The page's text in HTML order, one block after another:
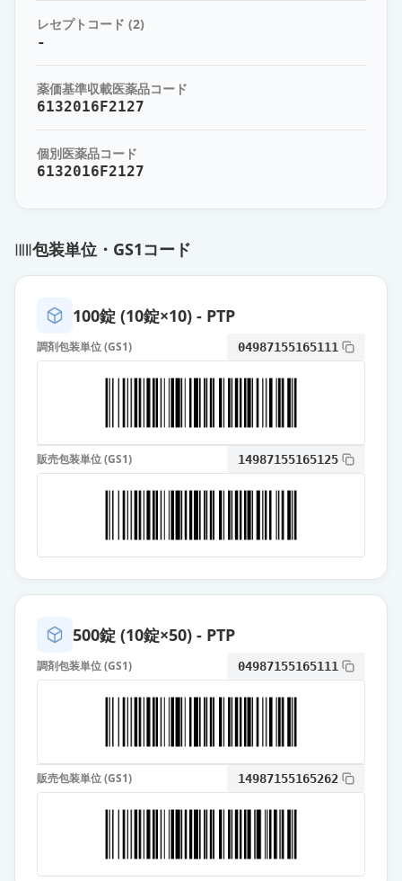
セフカペンピボキシル塩酸塩小児用
10％小児用「日医工」
薬価 74.40 円
薬価 74.40 円
児用10％「ファイザー」
薬価 74.40 円
110.60 円
フロモックス小児用細粒100mg
110.60 円
通常出荷
セフカペンピボキシル塩酸塩小児用
セフカペンピボキシル塩酸塩細粒小
児用10％「TW」
薬価 110.60 円
小児用10％「TW」
薬価 110.60 円
通常出荷
セフカペンピボキシル塩酸塩錠
レセプトコード (2)
-
薬価基準収載医薬品コード
6132016F2127
個別医薬品コード
6132016F2127
包装単位・GS1コード
100錠 (10錠×10) - PTP
調剤包装単位 (GS1) 04987155165111
販売包装単位 (GS1) 14987155165125
500錠 (10錠×50) - PTP
調剤包装単位 (GS1) 04987155165111
販売包装単位 (GS1) 14987155165262